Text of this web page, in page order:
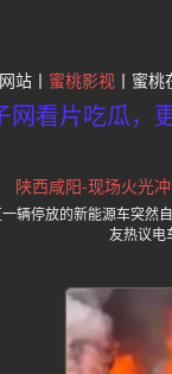
站 蜜桃影视 蜜桃
网看片吃瓜，
陕西咸阳-现场火光
辆停放的新能源车突然
友热议电